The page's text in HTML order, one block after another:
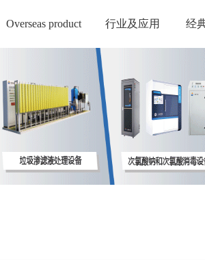
Overseas product 行业及应用 经